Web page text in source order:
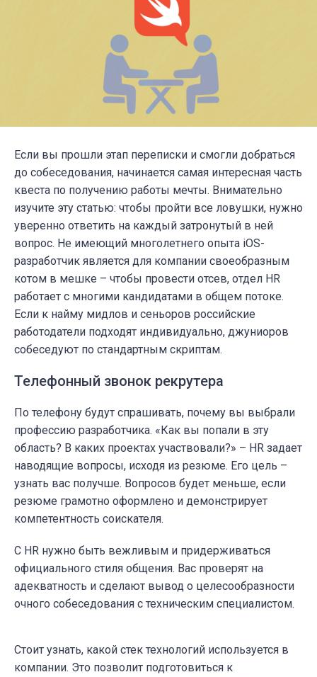
Если вы прошли этап переписки и смогли добраться
до собеседования, начинается самая интересная часть
квеста по получению работы мечты. Внимательно
изучите эту статью: чтобы пройти все ловушки, нужно
уверенно ответить на каждый затронутый в ней
вопрос. Не имеющий многолетнего опыта iOS-
разработчик является для компании своеобразным
котом в мешке – чтобы провести отсев, отдел HR
работает с многими кандидатами в общем потоке.
Если к найму мидлов и сеньоров российские
работодатели подходят индивидуально, джуниоров
собеседуют по стандартным скриптам.
Телефонный звонок рекрутера
По телефону будут спрашивать, почему вы выбрали
профессию разработчика. «Как вы попали в эту
область? В каких проектах участвовали?» – HR задает
наводящие вопросы, исходя из резюме. Его цель –
узнать вас получше. Вопросов будет меньше, если
резюме грамотно оформлено и демонстрирует
компетентность соискателя.
С HR нужно быть вежливым и придерживаться
официального стиля общения. Вас проверят на
адекватность и сделают вывод о целесообразности
очного собеседования с техническим специалистом.
Стоит узнать, какой стек технологий используется в
компании. Это позволит подготовиться к